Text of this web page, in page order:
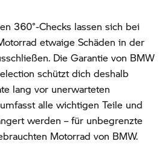
360°-Checks lassen sich bei
etwaige Schäden in der
Die Garantie von BMW
schützt dich deshalb
lang vor unerwarteten
alle wichtigen Teile und
werden – für unbegrenzte
Motorrad von BMW.